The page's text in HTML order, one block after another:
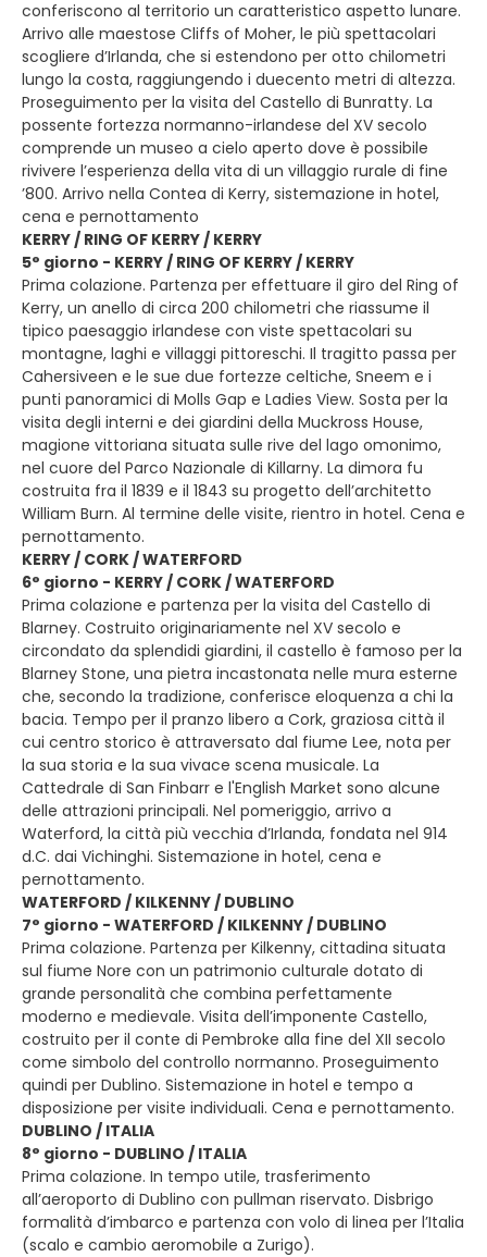
conferiscono al territorio un caratteristico aspetto lunare.
Arrivo alle maestose Cliffs of Moher, le più spettacolari
scogliere d’Irlanda, che si estendono per otto chilometri
lungo la costa, raggiungendo i duecento metri di altezza.
Proseguimento per la visita del Castello di Bunratty. La
possente fortezza normanno-irlandese del XV secolo
comprende un museo a cielo aperto dove è possibile
rivivere l’esperienza della vita di un villaggio rurale di fine
’800. Arrivo nella Contea di Kerry, sistemazione in hotel,
cena e pernottamento
KERRY / RING OF KERRY / KERRY
5° giorno - KERRY / RING OF KERRY / KERRY
Prima colazione. Partenza per effettuare il giro del Ring of
Kerry, un anello di circa 200 chilometri che riassume il
tipico paesaggio irlandese con viste spettacolari su
montagne, laghi e villaggi pittoreschi. Il tragitto passa per
Cahersiveen e le sue due fortezze celtiche, Sneem e i
punti panoramici di Molls Gap e Ladies View. Sosta per la
visita degli interni e dei giardini della Muckross House,
magione vittoriana situata sulle rive del lago omonimo,
nel cuore del Parco Nazionale di Killarny. La dimora fu
costruita fra il 1839 e il 1843 su progetto dell’architetto
William Burn. Al termine delle visite, rientro in hotel. Cena e
pernottamento.
KERRY / CORK / WATERFORD
6° giorno - KERRY / CORK / WATERFORD
Prima colazione e partenza per la visita del Castello di
Blarney. Costruito originariamente nel XV secolo e
circondato da splendidi giardini, il castello è famoso per la
Blarney Stone, una pietra incastonata nelle mura esterne
che, secondo la tradizione, conferisce eloquenza a chi la
bacia. Tempo per il pranzo libero a Cork, graziosa città il
cui centro storico è attraversato dal fiume Lee, nota per
la sua storia e la sua vivace scena musicale. La
Cattedrale di San Finbarr e l'English Market sono alcune
delle attrazioni principali. Nel pomeriggio, arrivo a
Waterford, la città più vecchia d’Irlanda, fondata nel 914
d.C. dai Vichinghi. Sistemazione in hotel, cena e
pernottamento.
WATERFORD / KILKENNY / DUBLINO
7° giorno - WATERFORD / KILKENNY / DUBLINO
Prima colazione. Partenza per Kilkenny, cittadina situata
sul fiume Nore con un patrimonio culturale dotato di
grande personalità che combina perfettamente
moderno e medievale. Visita dell’imponente Castello,
costruito per il conte di Pembroke alla fine del XII secolo
come simbolo del controllo normanno. Proseguimento
quindi per Dublino. Sistemazione in hotel e tempo a
disposizione per visite individuali. Cena e pernottamento.
DUBLINO / ITALIA
8° giorno - DUBLINO / ITALIA
Prima colazione. In tempo utile, trasferimento
all’aeroporto di Dublino con pullman riservato. Disbrigo
formalità d’imbarco e partenza con volo di linea per l’Italia
(scalo e cambio aeromobile a Zurigo).